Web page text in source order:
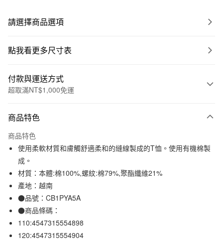
請選擇商品選項
點我看更多尺寸表
付款與運送方式
超取滿NT$1,000免運
信用卡一次付款
信用卡分期付款
3 期 0 利率 每期
合作金庫商業銀行
第一商業銀行
華南商業銀行
上海商業儲蓄銀行
臺灣中小企業銀行
匯豐（台灣）商業銀行
聯邦商業銀行
超商取貨付款
LINE Pay
Apple Pay
街口支付
商品特色
商品特色
使用柔軟材質和膚觸舒適柔和的縫線製成的T恤。使用有機棉製
成。
材質：本體:棉100%,螺紋:棉79%,聚酯纖維21%
產地：越南
●品號：CB1PYA5A
●商品條碼：
110:4547315554898
120:4547315554904